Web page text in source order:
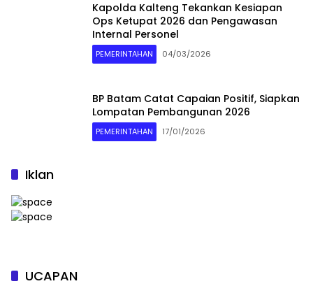
Kapolda Kalteng Tekankan Kesiapan
Ops Ketupat 2026 dan Pengawasan
Internal Personel
PEMERINTAHAN 04/03/2026
BP Batam Catat Capaian Positif, Siapkan
Lompatan Pembangunan 2026
PEMERINTAHAN 17/01/2026
Iklan
UCAPAN